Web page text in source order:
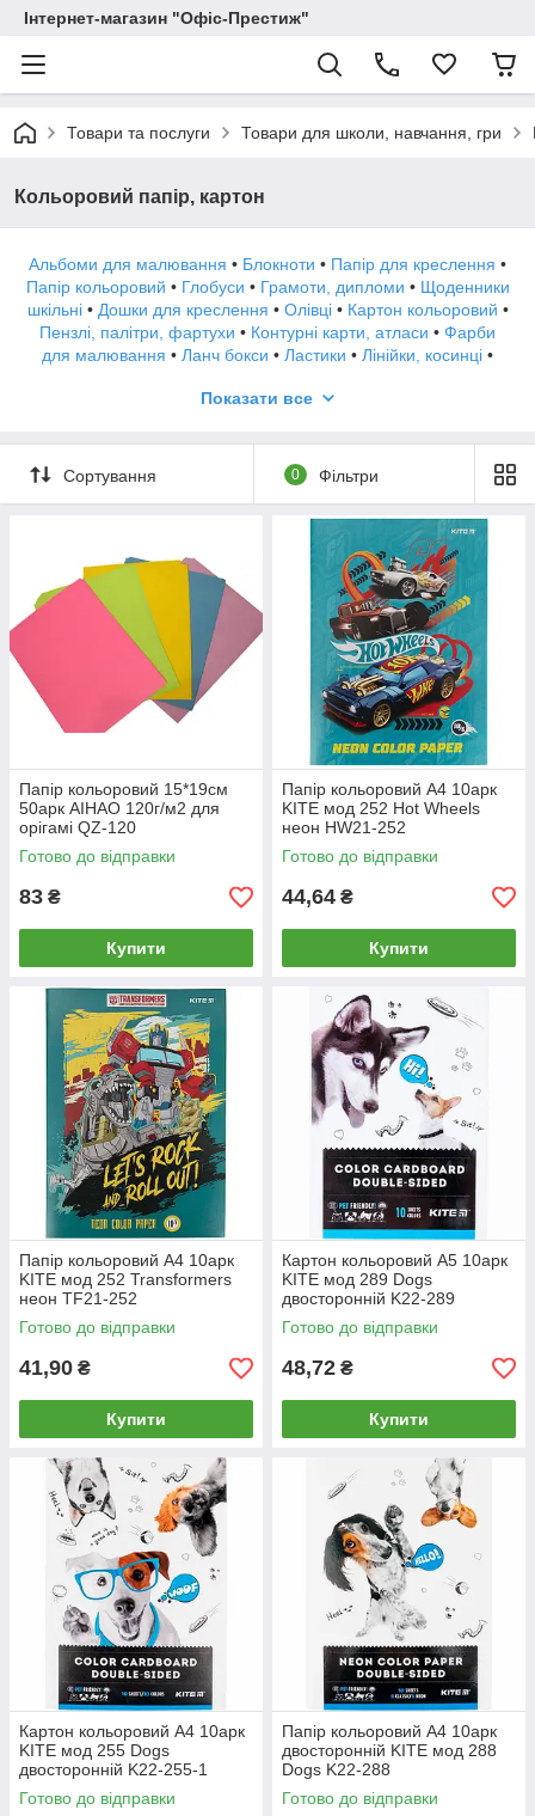
Інтернет-магазин "Офіс-Престиж"
Товари та послуги Товари для школи, навчання, гри
Кольоровий папір, картон
Альбоми для малювання • Блокноти • Папір для креслення •
Папір кольоровий • Глобуси • Грамоти, дипломи • Щоденники
шкільні• Дошки для креслення • Олівці• Картон кольоровий •
Пензлі, палітри, фартухи • Контурні карти, атласи • Фарби
для малювання • Ланч бокси • Ластики • Лінійки, косинці •
канцелярські Набори•Ножиці•Обкладинки
шкільні Рюкзаки•Сумки для взуття•Сумки через плече•
Зошити
Туш, рапидографы, пір'я
•
Циркулі, готовальня
Показати все
Сортування 0 Фільтри
Папір кольоровий 15*19см
50арк AIHAO 120г/м2 для
орігамі QZ-120
Готово до відправки
83 ₴
Купити
Папір кольоровий А4 10арк
KITE мод 252 Hot Wheels
неон HW21-252
Готово до відправки
44,64 ₴
Купити
Папір кольоровий А4 10арк
KITE мод 252 Transformers
неон TF21-252
Готово до відправки
41,90 ₴
Купити
Картон кольоровий А5 10арк
KITE мод 289 Dogs
двосторонній K22-289
Готово до відправки
48,72 ₴
Купити
Картон кольоровий А4 10арк
KITE мод 255 Dogs
двосторонній K22-255-1
Готово до відправки
Папір кольоровий А4 10арк
двосторонній KITE мод 288
Dogs K22-288
Готово до відправки